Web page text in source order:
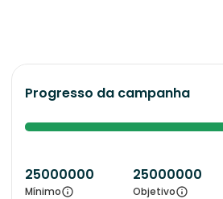
Progresso da campanha
25000000
Mínimo
25000000
Objetivo